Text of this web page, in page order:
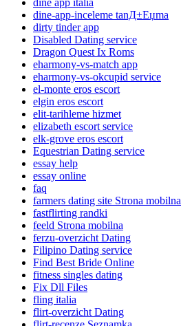
dine-app-inceleme tanД±Еџma
dirty tinder app
Disabled Dating service
Dragon Quest Ix Roms
eharmony-vs-match app
eharmony-vs-okcupid service
el-monte eros escort
elgin eros escort
elit-tarihleme hizmet
elizabeth escort service
elk-grove eros escort
Equestrian Dating service
essay help
essay online
faq
farmers dating site Strona mobilna
fastflirting randki
feeld Strona mobilna
ferzu-overzicht Dating
Filipino Dating service
Find Best Bride Online
fitness singles dating
Fix Dll Files
fling italia
flirt-overzicht Dating